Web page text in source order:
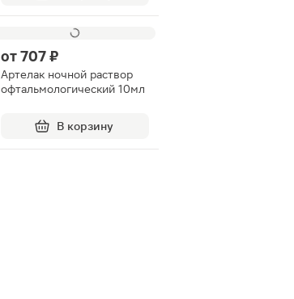
от707 ₽
Артелак ночной раствор
офтальмологический 10мл
В корзину